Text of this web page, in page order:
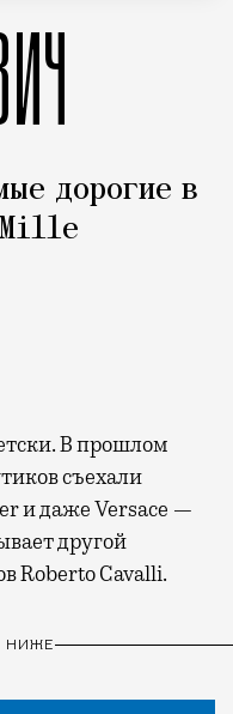
дорогие в
Mille
съехали
и даже Versace —
другой
Roberto Cavalli.
НИЖЕ